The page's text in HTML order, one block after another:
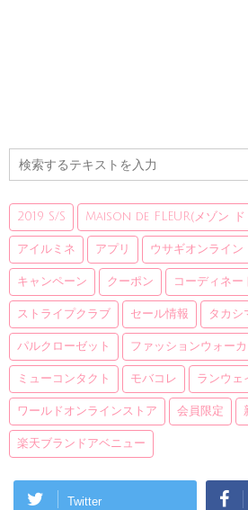
2019 S/S Maison de FLEUR(メゾン ド
アイルミネ アプリ ウサギオンライン
キャンペーン クーポン コーディネー
ストライプクラブ セール情報 タカシ
パルクローゼット ファッションウォー
ミューコンタクト モバコレ ランウェ
ワールドオンラインストア 会員限定
楽天ブランドアベニュー
Twitter